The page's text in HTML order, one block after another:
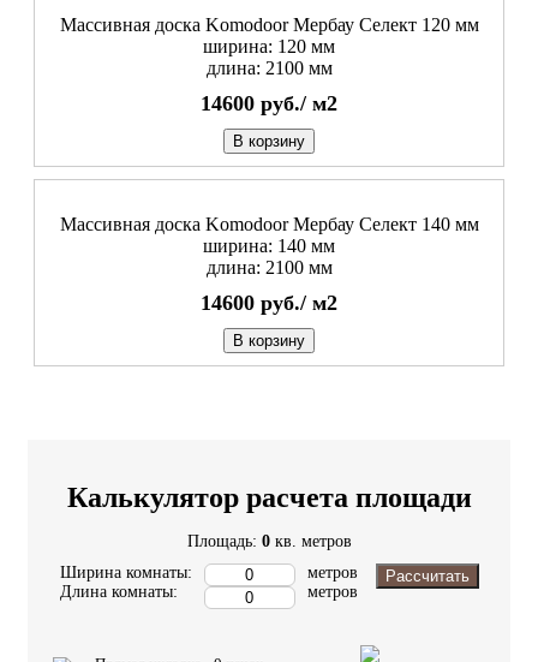
Массивная доска Komodoor Мербау Селект 120 мм
ширина: 120 мм
длина: 2100 мм
14600 руб./ м2
В корзину
Массивная доска Komodoor Мербау Селект 140 мм
ширина: 140 мм
длина: 2100 мм
14600 руб./ м2
В корзину
Калькулятор расчета площади
Площадь: 0 кв. метров
Ширина комнаты:
Длина комнаты:
метров
метров
Рассчитать